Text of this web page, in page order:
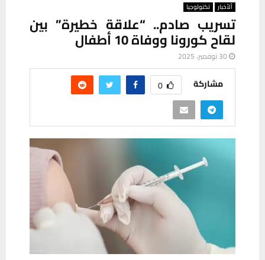
ألأخبار تكنولوجيا
تسريب صادم.. “علاقة خطيرة” بين
لقاح كورونا ووفاة 10 أطفال
30 نوفمبر، 2025
مشاركة 0